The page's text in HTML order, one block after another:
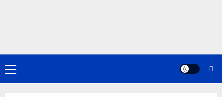
Primary
Menu